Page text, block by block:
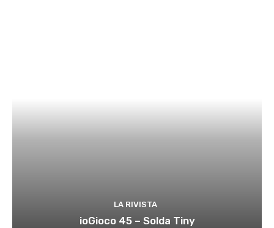
LA RIVISTA
ioGioco 45 – Solda Tiny